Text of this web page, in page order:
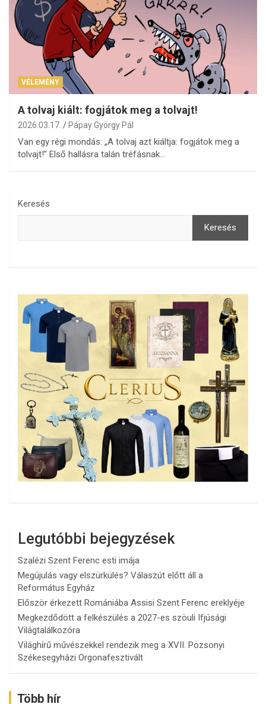
VÉLEMÉNY
A tolvaj kiált: fogjátok meg a tolvajt!
2026.03.17. Pápay György Pál
Van egy régi mondás: „A tolvaj azt kiáltja: fogjátok meg a
tolvajt!” Első hallásra talán tréfásnak…
Keresés
Keresés
Legutóbbi bejegyzések
Szalézi Szent Ferenc esti imája
Megújulás vagy elszürkülés? Válaszút előtt áll a
Református Egyház
Először érkezett Romániába Assisi Szent Ferenc ereklyéje
Megkezdődött a felkészülés a 2027-es szöuli Ifjúsági
Világtalálkozóra
Világhírű művészekkel rendezik meg a XVII. Pozsonyi
Székesegyházi Orgonafesztivált
Több hír